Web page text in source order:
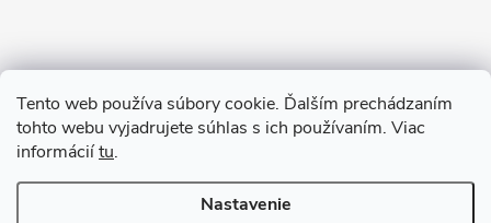
Tento web používa súbory cookie. Ďalším prechádzaním
tohto webu vyjadrujete súhlas s ich používaním. Viac
informáciítu.
Nastavenie
Sledovať na Instagrame